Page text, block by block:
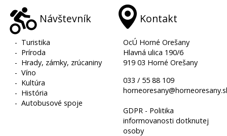
Návštevník
- Turistika
- Príroda
- Hrady, zámky, zrúcaniny
-Víno
- Kultúra
- História
-Autobusové spoje
Kontakt
OcÚ Horné Orešany
Hlavná ulica 190/6
919 03 Horné Orešany
033 / 55 88 109
GDPR - Politika
informovanosti dotknutej
osoby